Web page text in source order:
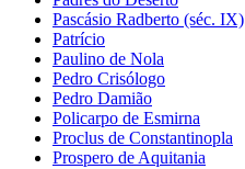
Pascásio Radberto (séc. IX)
Patrício
Paulino de Nola
Pedro Crisólogo
Pedro Damião
Policarpo de Esmirna
Proclus de Constantinopla
Prospero de Aquitania